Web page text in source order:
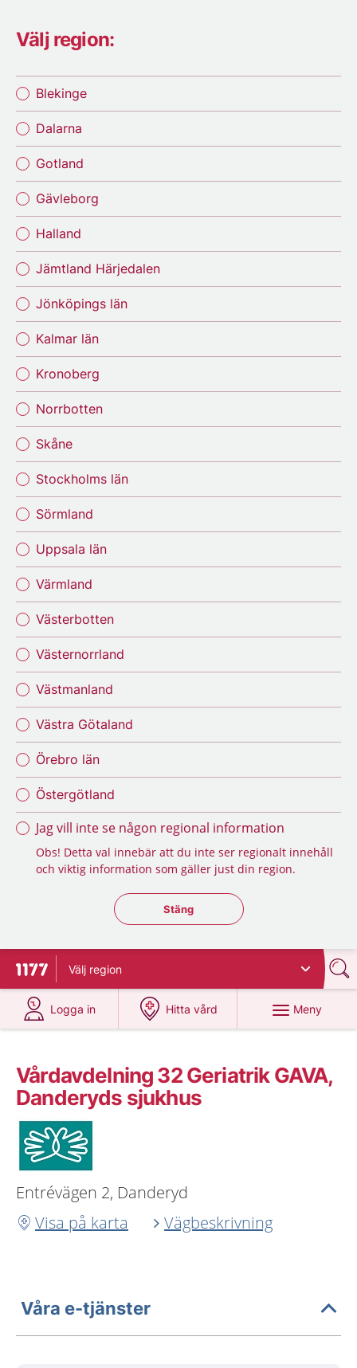
Välj region:
Blekinge
Dalarna
Gotland
Gävleborg
Halland
Jämtland Härjedalen
Jönköpings län
Kalmar län
Kronoberg
Norrbotten
Skåne
Stockholms län
Sörmland
Uppsala län
Värmland
Västerbotten
Västernorrland
Västmanland
Västra Götaland
Örebro län
Östergötland
Jag vill inte se någon regional information
Obs! Detta val innebär att du inte ser regionalt innehåll
och viktig information som gäller just din region.
Stäng regionsväljaren
Stäng
Till startsidan för 1177
Välj region
Logga in
på 1177.se
Hitta vård
på 1177.se
Meny
Vårdavdelning 32 Geriatrik GAVA,
Danderyds sjukhus
Entrévägen 2, Danderyd
Visa på karta
Vägbeskrivning
Våra e-tjänster